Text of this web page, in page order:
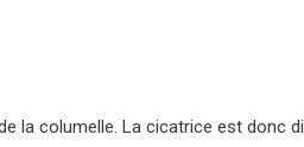
la columelle. La cicatrice est donc